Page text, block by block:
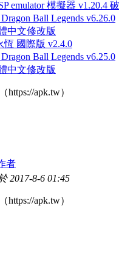
emulator 模擬器 v1.20.4
Ball Legends v6.26.0
中文修改版
恆 國際版 v2.4.0
Ball Legends v6.25.0
中文修改版
apk.tw）
者
2017-8-6 01:45
apk.tw）